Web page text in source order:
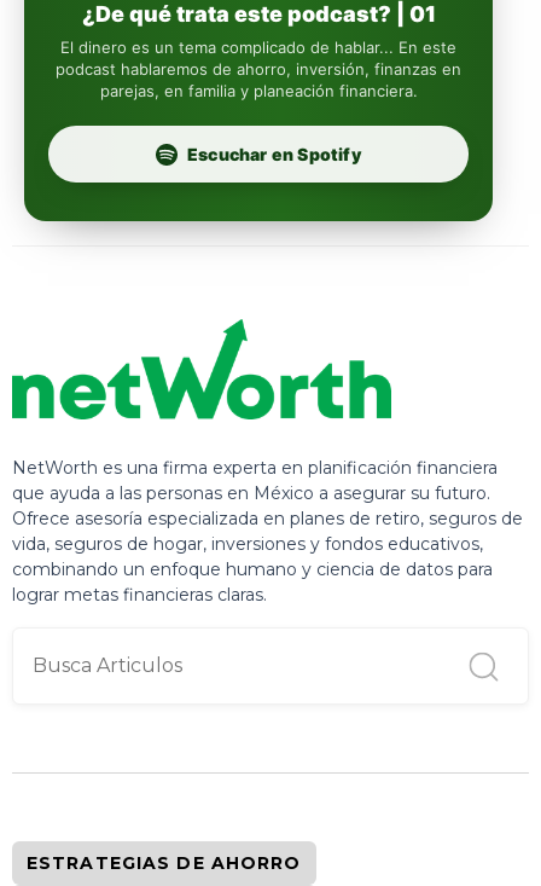
NetWorth es una firma experta en planificación financiera
que ayuda a las personas en México a asegurar su futuro.
Ofrece asesoría especializada en planes de retiro, seguros de
vida, seguros de hogar, inversiones y fondos educativos,
combinando un enfoque humano y ciencia de datos para
lograr metas financieras claras.
ESTRATEGIAS DE AHORRO
Insignia Life
Profuturo
¿De qué trata este podcast? | 01
El dinero es un tema complicado de hablar... En este
podcast hablaremos de ahorro, inversión, finanzas en
parejas, en familia y planeación financiera.
Escuchar en Spotify